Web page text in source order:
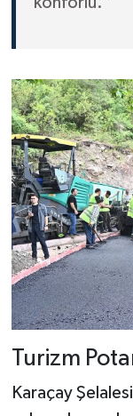
Turizm
Karaçay